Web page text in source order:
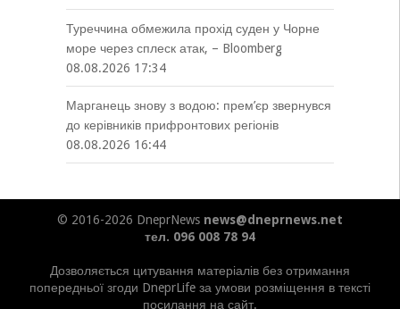
Туреччина обмежила прохід суден у Чорне
море через сплеск атак, – Bloomberg
08.08.2026 17:34
Марганець знову з водою: прем’єр звернувся
до керівників прифронтових регіонів
08.08.2026 16:44
© 2016-2026 DneprNews news@dneprnews.net
тел. 096 008 78 94
Дозволяється цитування матеріалів без отримання
попередньої згоди DneprLife за умови розміщення в тексті
посилання на сайт.